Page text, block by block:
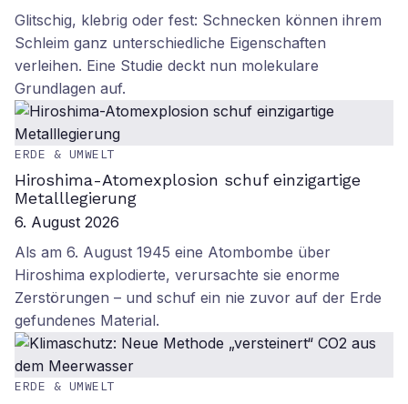
Glitschig, klebrig oder fest: Schnecken können ihrem
Schleim ganz unterschiedliche Eigenschaften
verleihen. Eine Studie deckt nun molekulare
Grundlagen auf.
ERDE & UMWELT
Hiroshima-Atomexplosion schuf einzigartige
Metalllegierung
6. August 2026
Als am 6. August 1945 eine Atombombe über
Hiroshima explodierte, verursachte sie enorme
Zerstörungen – und schuf ein nie zuvor auf der Erde
gefundenes Material.
ERDE & UMWELT